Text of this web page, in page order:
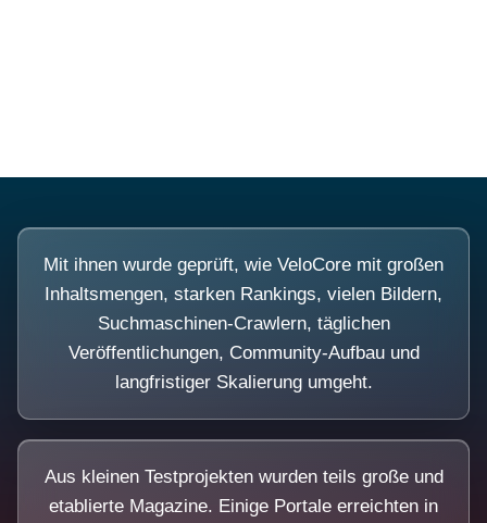
Mit ihnen wurde geprüft, wie VeloCore mit großen
Inhaltsmengen, starken Rankings, vielen Bildern,
Suchmaschinen-Crawlern, täglichen
Veröffentlichungen, Community-Aufbau und
langfristiger Skalierung umgeht.
Aus kleinen Testprojekten wurden teils große und
etablierte Magazine. Einige Portale erreichten in